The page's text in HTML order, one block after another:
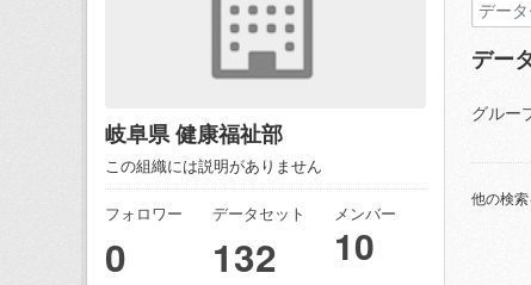
岐阜県 健康福祉部
この組織には説明がありません
フォロワー
0
データセット
132
メンバー
10
デー
グルー
他の検索